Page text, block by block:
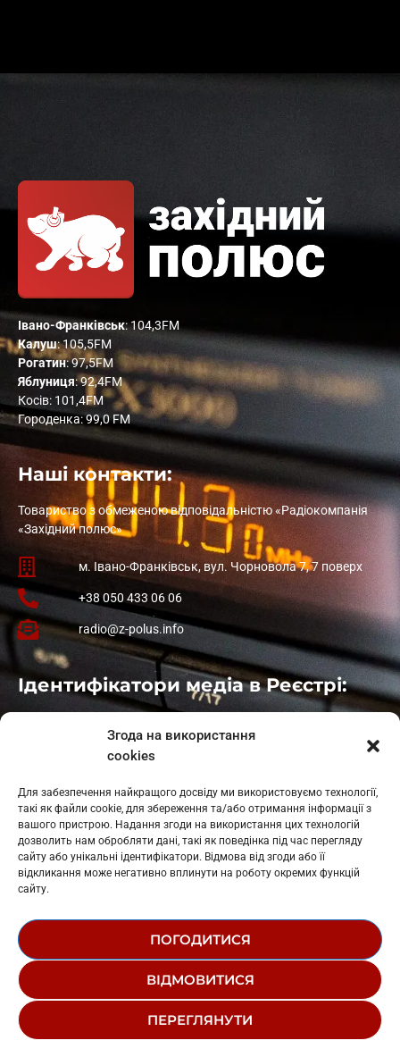
Згода на використання
cookies
Для забезпечення найкращого досвіду ми використовуємо технології,
такі як файли cookie, для збереження та/або отримання інформації з
вашого пристрою. Надання згоди на використання цих технологій
дозволить нам обробляти дані, такі як поведінка під час перегляду
сайту або унікальні ідентифікатори. Відмова від згоди або її
відкликання може негативно вплинути на роботу окремих функцій
сайту.
ПОГОДИТИСЯ
ВІДМОВИТИСЯ
ПЕРЕГЛЯНУТИ
Івано-Франківськ: 104,3FM
Калуш: 105,5FM
Рогатин: 97,5FM
Яблуниця: 92,4FM
Косів: 101,4FM
Городенка: 99,0 FM
Наші контакти:
Товариство з обмеженою відповідальністю «Радіокомпанія
«Західний полюс»
м. Івано-Франківськ, вул. Чорновола 7, 7 поверх
+38 050 433 06 06
radio@z-polus.info
Ідентифікатори медіа в Реєстрі:
: L11-01410
: L11-01801
Косів: L11-01805
Гарасимів: L11-02274
© 1995-2026 РК «ЗАХІДНИЙ ПОЛЮС»
РЕДАКЦІЙНИЙ СТАТУТ
СТРУКТУРА ВЛАСНОСТІ